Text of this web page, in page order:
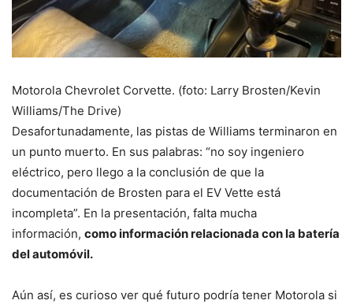
Motorola Chevrolet Corvette. (foto: Larry Brosten/Kevin
Williams/The Drive)
Desafortunadamente, las pistas de Williams terminaron en
un punto muerto. En sus palabras: “no soy ingeniero
eléctrico, pero llego a la conclusión de que la
documentación de Brosten para el EV Vette está
incompleta”. En la presentación, falta mucha
información, como información relacionada con la batería
del automóvil.
Aún así, es curioso ver qué futuro podría tener Motorola si